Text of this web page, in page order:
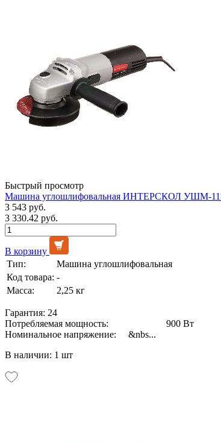
Быстрый просмотр
Машина углошлифовальная ИНТЕРСКОЛ УШМ-
3 543 руб.
3 330.42 руб.
В корзину
Тип:
Машина углошлифовальная
Код товара: -
Масса:
2,25 кг
Гарантия: 24
Потребляемая мощность: 900 Вт
Номинальное напряжение: &nbs...
В наличии: 1 шт